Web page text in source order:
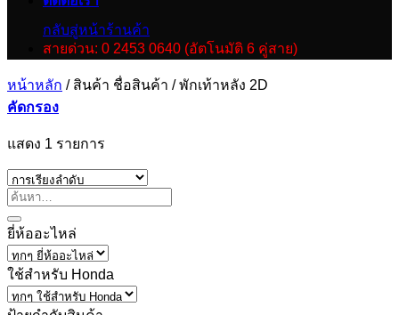
กลับสู่หน้าร้านค้า
สายด่วน: 0 2453 0640 (อัตโนมัติ 6 คู่สาย)
หน้าหลัก /สินค้า ชื่อสินค้า /พักเท้าหลัง 2D
คัดกรอง
แสดง 1 รายการ
ยี่ห้ออะไหล่
ใช้สำหรับ Honda